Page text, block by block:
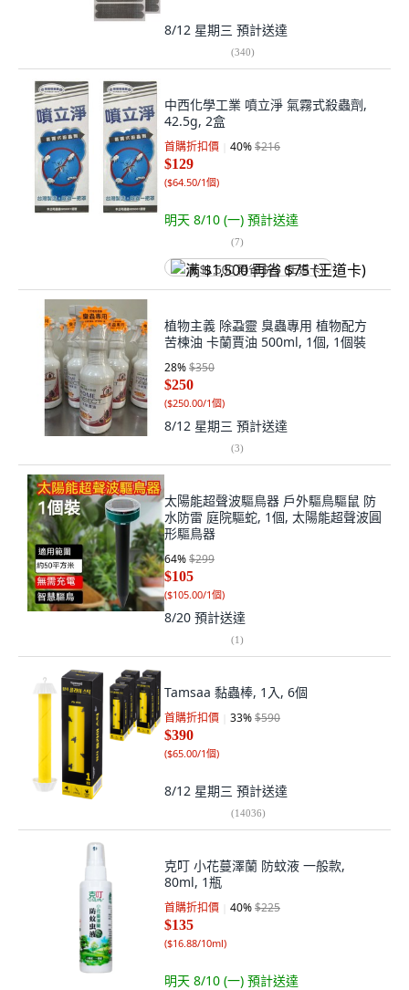
8/12 星期三 預計送達
(340)
中西化學工業 噴立淨 氣霧式殺蟲劑,
42.5g, 2盒
首購折扣價 40%$216
$129
($64.50/1個)
明天 8/10 (一) 預計送達
(7)
满 $1,500 再省 $75 (王道卡)
植物主義 除蝨靈 臭蟲專用 植物配方
苦楝油 卡蘭賈油 500ml, 1個, 1個裝
28%$350
$250
($250.00/1個)
8/12 星期三 預計送達
(3)
太陽能超聲波驅鳥器 戶外驅鳥驅鼠 防
水防雷 庭院驅蛇, 1個, 太陽能超聲波圓
形驅鳥器
64%$299
$105
($105.00/1個)
8/20 預計送達
(1)
Tamsaa 黏蟲棒, 1入, 6個
首購折扣價 33%$590
$390
($65.00/1個)
8/12 星期三 預計送達
(14036)
克叮 小花蔓澤蘭 防蚊液 一般款,
80ml, 1瓶
首購折扣價 40%$225
$135
($16.88/10ml)
明天 8/10 (一) 預計送達